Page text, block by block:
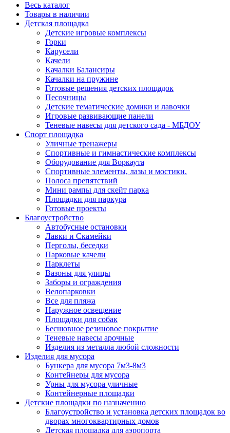
Весь каталог
Товары в наличии
Детская площадка
Детские игровые комплексы
Горки
Карусели
Качели
Качалки Балансиры
Качалки на пружине
Готовые решения детских площадок
Песочницы
Детские тематические домики и лавочки
Игровые развивающие панели
Теневые навесы для детского сада - МБДОУ
Спорт площадка
Уличные тренажеры
Спортивные и гимнастические комплексы
Оборудование для Воркаута
Спортивные элементы, лазы и мостики.
Полоса препятствий
Мини рампы для скейт парка
Площадки для паркура
Готовые проекты
Благоустройство
Автобусные остановки
Лавки и Скамейки
Перголы, беседки
Парковые качели
Парклеты
Вазоны для улицы
Заборы и ограждения
Велопарковки
Все для пляжа
Наружное освещение
Площадки для собак
Бесшовное резиновое покрытие
Теневые навесы арочные
Изделия из металла любой сложности
Изделия для мусора
Бункера для мусора 7м3-8м3
Контейнеры для мусора
Урны для мусора уличные
Контейнерные площадки
Детские площадки по назначению
Благоустройство и установка детских площадок во
дворах многоквартирных домов
Детская площадка для аэропорта